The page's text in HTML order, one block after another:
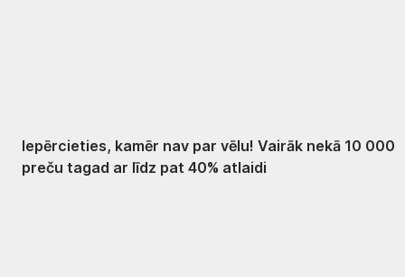
Iepērcieties, kamēr nav par vēlu! Vairāk nekā 10 000
preču tagad ar līdz pat 40% atlaidi